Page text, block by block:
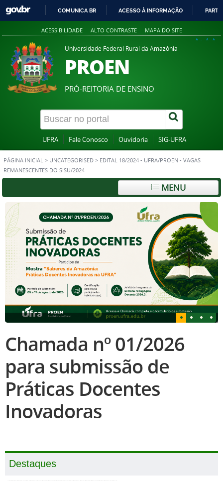
PARA
O
CONTEÚDO
COMUNICA BR ACESSO À INFORMAÇÃO
ACESSIBILIDADE ALTO CONTRASTE MAPA DO SITE
A+ A A-
Universidade Federal Rural da Amazônia
PROEN
PRÓ-REITORIA DE ENSINO
UFRA Fale Conosco Ouvidoria SIG-UFRA
PÁGINA INICIAL > UNCATEGORISED > EDITAL 18/2024 - UFRA/PROEN - VAGAS
REMANESCENTES DO SISU/2024
MENU
Chamada nº 01/2026
para submissão de
Práticas Docentes
Inovadoras
Destaques